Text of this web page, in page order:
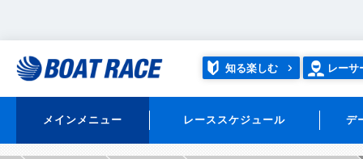
知る楽しむ レーサ
メインメニュー レーススケジュール デ